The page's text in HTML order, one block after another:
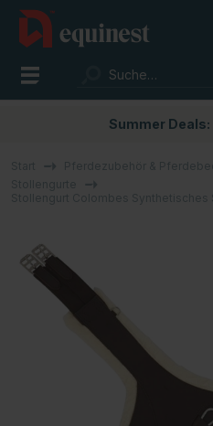
Summer Deals: